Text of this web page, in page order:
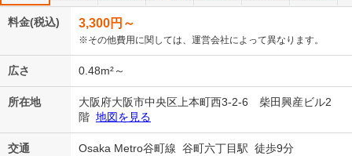
料金(税込) 3,300円～
※その他費用に関しては、運営会社によって異なります。
広さ 0.48m²～
所在地
大阪府大阪市中央区上本町西3-2-6 柴田興産ビル2
階 地図を見る
交通
Osaka Metro谷町線 谷町六丁目駅 徒歩9分